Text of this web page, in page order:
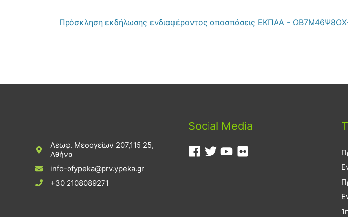
Πρόσκληση εκδήλωσης ενδιαφέροντος αποσπάσεις ΕΚΠΑΑ -
Λεωφ. Μεσογείων 207,115 25,
Αθήνα
info-ofypeka@prv.ypeka.gr
+30 2108089271
Social Media